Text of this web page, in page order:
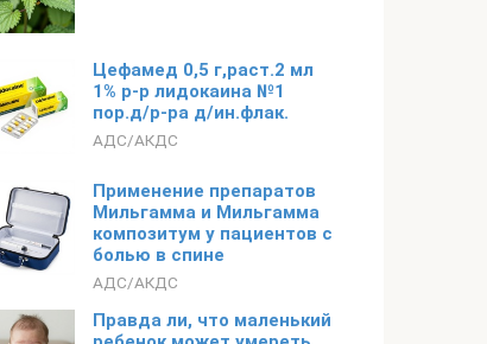
Цефамед 0,5 г,раст.2 мл
1% р-р лидокаина №1
пор.д/р-ра д/ин.флак.
АДС/АКДС
Применение препаратов
Мильгамма и Мильгамма
композитум у пациентов с
болью в спине
АДС/АКДС
Правда ли, что маленький